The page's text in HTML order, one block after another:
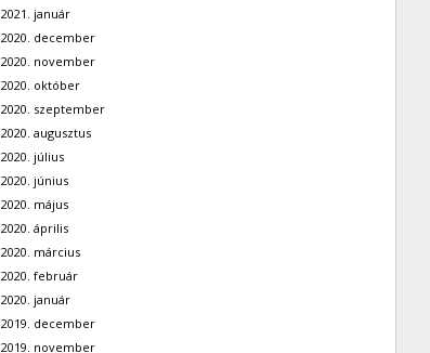
2021. január
2020. december
2020. november
2020. október
2020. szeptember
2020. augusztus
2020. július
2020. június
2020. május
2020. április
2020. március
2020. február
2020. január
2019. december
2019. november